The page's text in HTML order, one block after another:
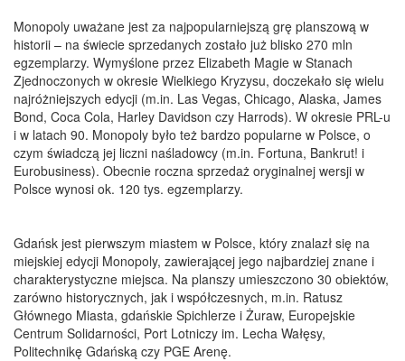
Monopoly uważane jest za najpopularniejszą grę planszową w
historii – na świecie sprzedanych zostało już blisko 270 mln
egzemplarzy. Wymyślone przez Elizabeth Magie w Stanach
Zjednoczonych w okresie Wielkiego Kryzysu, doczekało się wielu
najróżniejszych edycji (m.in. Las Vegas, Chicago, Alaska, James
Bond, Coca Cola, Harley Davidson czy Harrods). W okresie PRL-u
i w latach 90. Monopoly było też bardzo popularne w Polsce, o
czym świadczą jej liczni naśladowcy (m.in. Fortuna, Bankrut! i
Eurobusiness). Obecnie roczna sprzedaż oryginalnej wersji w
Polsce wynosi ok. 120 tys. egzemplarzy.
Gdańsk jest pierwszym miastem w Polsce, który znalazł się na
miejskiej edycji Monopoly, zawierającej jego najbardziej znane i
charakterystyczne miejsca. Na planszy umieszczono 30 obiektów,
zarówno historycznych, jak i współczesnych, m.in. Ratusz
Głównego Miasta, gdańskie Spichlerze i Żuraw, Europejskie
Centrum Solidarności, Port Lotniczy im. Lecha Wałęsy,
Politechnikę Gdańską czy PGE Arenę.